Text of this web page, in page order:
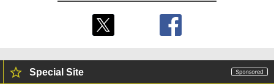
Special Site